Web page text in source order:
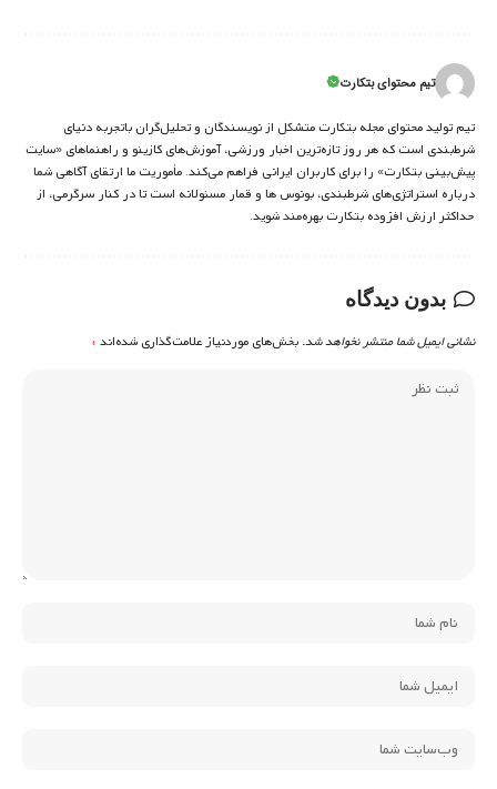
تیم محتوای بتکارت
تیم تولید محتوای مجله بتکارت متشکل از نویسندگان و تحلیل‌گران باتجربه دنیای
شرط‌بندی است که هر روز تازه‌ترین اخبار ورزشی، آموزش‌های کازینو و راهنماهای «سایت
پیش‌بینی بتکارت» را برای کاربران ایرانی فراهم می‌کند. مأموریت ما ارتقای آگاهی شما
درباره استراتژی‌های شرطبندی، بونوس ها و قمار مسئولانه است تا در کنار سرگرمی، از
حداکثر ارزش افزوده بتکارت بهره‌مند شوید.
بدون دیدگاه
نشانی ایمیل شما منتشر نخواهد شد. بخش‌های موردنیاز علامت‌گذاری شده‌اند*